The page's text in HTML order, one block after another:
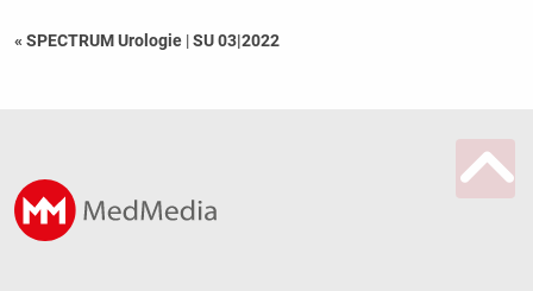
« SPECTRUM Urologie |SU 03|2022